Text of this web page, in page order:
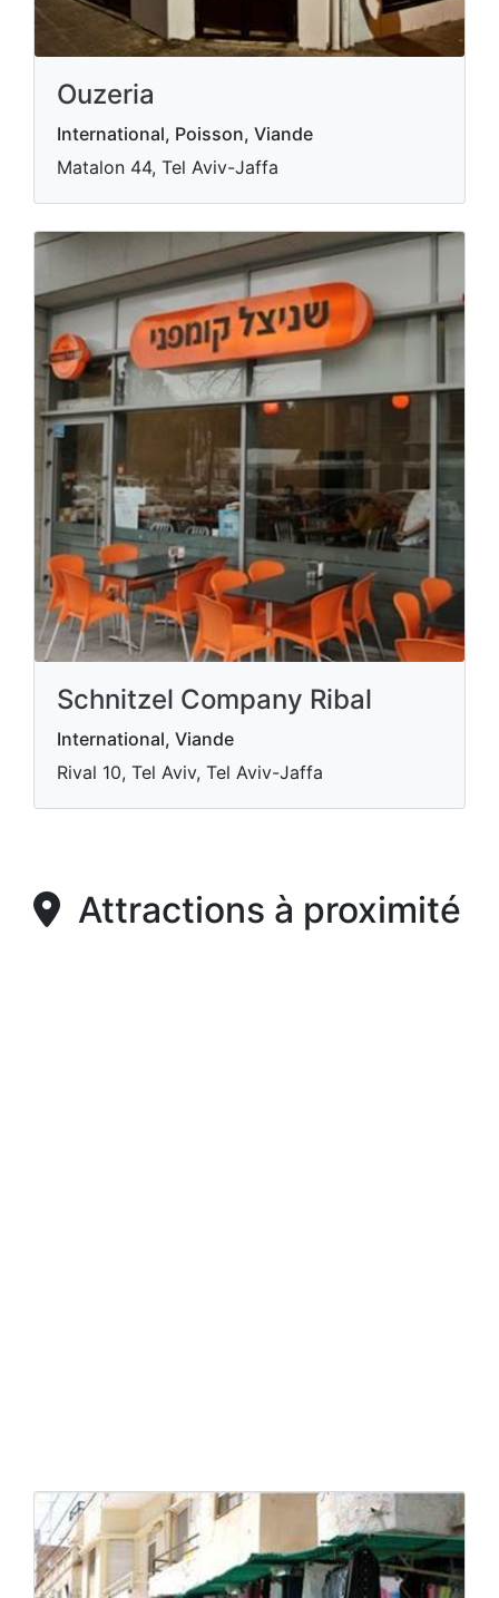
Ouzeria
International, Poisson, Viande
Matalon 44, Tel Aviv-Jaffa
Schnitzel Company Ribal
International, Viande
Rival 10, Tel Aviv, Tel Aviv-Jaffa
Attractions à proximité